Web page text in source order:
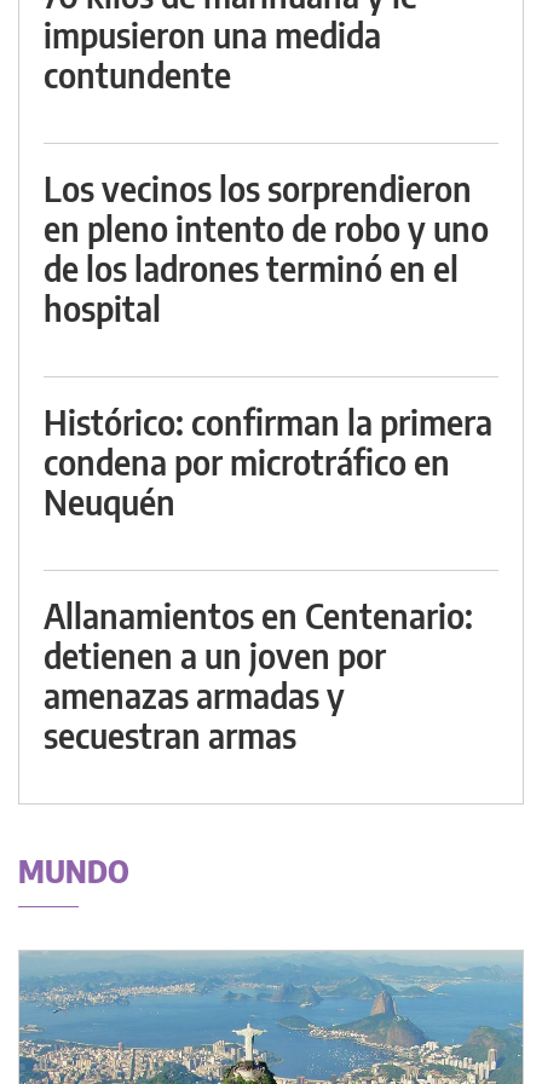
impusieron una medida
contundente
Los vecinos los sorprendieron
en pleno intento de robo y uno
de los ladrones terminó en el
hospital
Histórico: confirman la primera
condena por microtráfico en
Neuquén
Allanamientos en Centenario:
detienen a un joven por
amenazas armadas y
secuestran armas
MUNDO